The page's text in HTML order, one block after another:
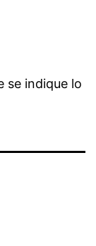
se indique lo